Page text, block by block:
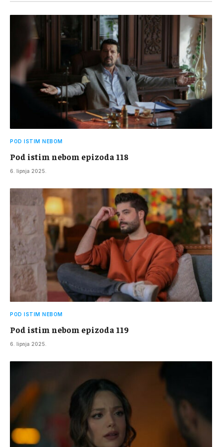
POD ISTIM NEBOM
Pod istim nebom epizoda 118
6. lipnja 2025.
POD ISTIM NEBOM
Pod istim nebom epizoda 119
6. lipnja 2025.